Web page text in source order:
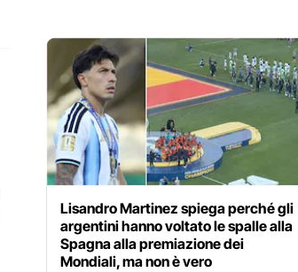
Lisandro Martinez spiega perché gli
argentini hanno voltato le spalle alla
Spagna alla premiazione dei
Mondiali, ma non è vero